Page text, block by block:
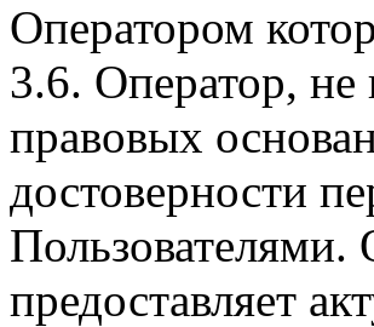
Оператором
3.6. Оператор, не
правовых
достоверности
Пользователями.
предоставляет